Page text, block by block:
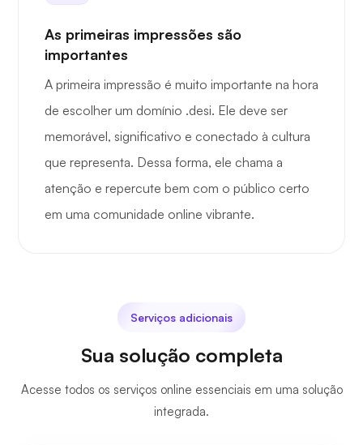
As primeiras impressões são
importantes
A primeira impressão é muito importante na hora
de escolher um domínio .desi. Ele deve ser
memorável, significativo e conectado à cultura
que representa. Dessa forma, ele chama a
atenção e repercute bem com o público certo
em uma comunidade online vibrante.
Serviços adicionais
Sua solução completa
Acesse todos os serviços online essenciais em uma solução
integrada.